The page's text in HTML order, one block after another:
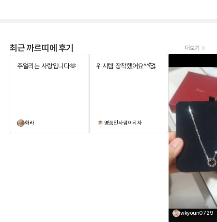
최근 까르띠에 후기 더보기
주얼리는 사랑입니다🫶
화라
위시템 장착했어요^^🥰
명품인사람이되자
wkyoun0729